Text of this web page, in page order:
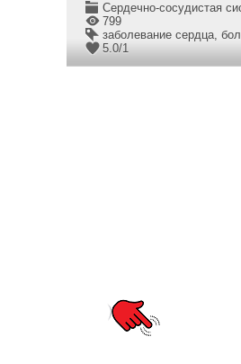
Сердечно-сосудистая
799
заболевание сердца,
5.0/1